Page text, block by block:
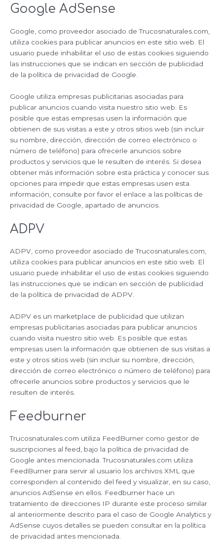
Google AdSense
Google, como proveedor asociado de Trucosnaturales.com,
utiliza cookies para publicar anuncios en este sitio web. El
usuario puede inhabilitar el uso de estas cookies siguiendo
las instrucciones que se indican en sección de publicidad
de la política de privacidad de Google.
Google utiliza empresas publicitarias asociadas para
publicar anuncios cuando visita nuestro sitio web. Es
posible que estas empresas usen la información que
obtienen de sus visitas a este y otros sitios web (sin incluir
su nombre, dirección, dirección de correo electrónico o
número de teléfono) para ofrecerle anuncios sobre
productos y servicios que le resulten de interés. Si desea
obtener más información sobre esta práctica y conocer sus
opciones para impedir que estas empresas usen esta
información, consulte por favor el enlace a las políticas de
privacidad de Google, apartado de anuncios.
ADPV
ADPV, como proveedor asociado de Trucosnaturales.com,
utiliza cookies para publicar anuncios en este sitio web. El
usuario puede inhabilitar el uso de estas cookies siguiendo
las instrucciones que se indican en sección de publicidad
de la política de privacidad de ADPV.
ADPV es un marketplace de publicidad que utilizan
empresas publicitarias asociadas para publicar anuncios
cuando visita nuestro sitio web. Es posible que estas
empresas usen la información que obtienen de sus visitas a
este y otros sitios web (sin incluir su nombre, dirección,
dirección de correo electrónico o número de teléfono) para
ofrecerle anuncios sobre productos y servicios que le
resulten de interés.
Feedburner
Trucosnaturales.com utiliza FeedBurner como gestor de
suscripciones al feed, bajo la política de privacidad de
Google antes mencionada. Trucosnaturales.com utiliza
FeedBurner para servir al usuario los archivos XML que
corresponden al contenido del feed y visualizar, en su caso,
anuncios AdSense en ellos. Feedburner hace un
tratamiento de direcciones IP durante este proceso similar
al anteriormente descrito para el caso de Google Analytics y
AdSense cuyos detalles se pueden consultar en la política
de privacidad antes mencionada.